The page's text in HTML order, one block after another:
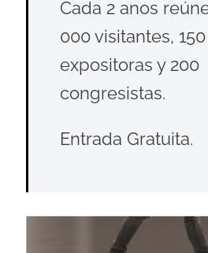
Cada 2 anos
000 visitantes,
expositoras y 200
congresistas.
Entrada Gratuita.